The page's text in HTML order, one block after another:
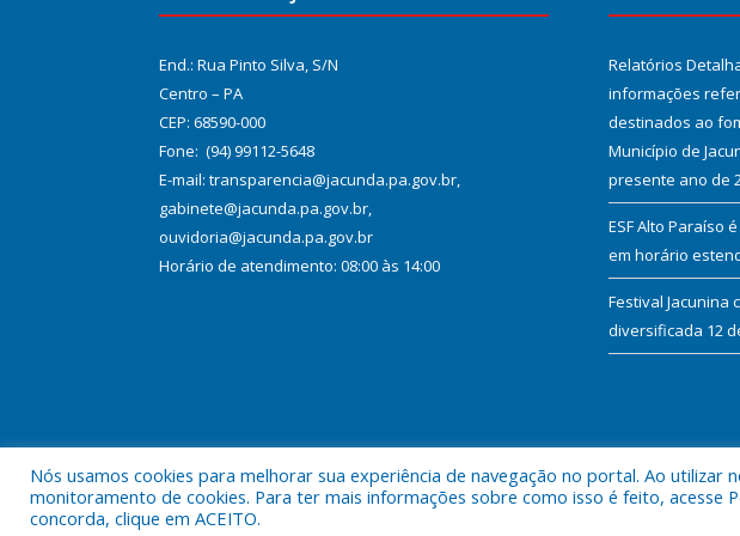
End.: Rua Pinto Silva, S/N
Centro – PA
CEP: 68590-000
Fone: (94) 99112-5648
E-mail: transparencia@jacunda.pa.gov.br,
gabinete@jacunda.pa.gov.br,
ouvidoria@jacunda.pa.gov.br
Horário de atendimento: 08:00 às 14:00
Relatórios
informações
destinados ao
Município de
presente ano de
ESF Alto Paraíso
em horário
Festival Jacunina
diversificada 12
Todos os direitos reservados a Prefeitura Municipal de Jacundá.
Nós usamos cookies para melhorar sua experiência de navegação no portal. Ao utilizar
monitoramento de cookies. Para ter mais informações sobre como isso é feito, acesse
concorda, clique em ACEITO.